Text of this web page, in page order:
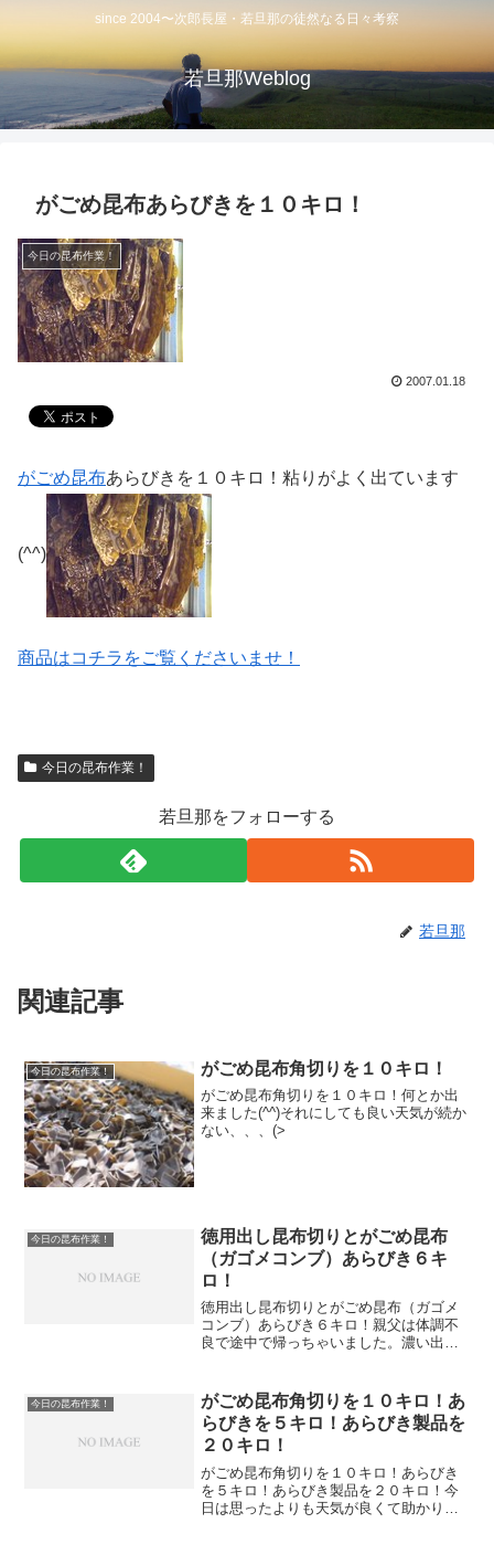
since 2004〜次郎長屋・若旦那の徒然なる日々考察
若旦那Weblog
がごめ昆布あらびきを１０キロ！
今日の昆布作業！
2007.01.18
がごめ昆布あらびきを１０キロ！粘りがよく出ています
(^^)
商品はコチラをご覧くださいませ！
今日の昆布作業！
若旦那をフォローする
若旦那
関連記事
今日の昆布作業！ がごめ昆布角切りを１０キロ！
がごめ昆布角切りを１０キロ！何とか出
来ました(^^)それにしても良い天気が続か
ない、、、(>
今日の昆布作業！
徳用出し昆布切りとがごめ昆布
（ガゴメコンブ）あらびき６キ
ロ！
徳用出し昆布切りとがごめ昆布（ガゴメ
コンブ）あらびき６キロ！親父は体調不
良で途中で帰っちゃいました。濃い出し
今日の昆布作業！
がごめ昆布角切りを１０キロ！あ
らびきを５キロ！あらびき製品を
２０キロ！
がごめ昆布角切りを１０キロ！あらびき
を５キロ！あらびき製品を２０キロ！今
日は思ったよりも天気が良くて助かりま